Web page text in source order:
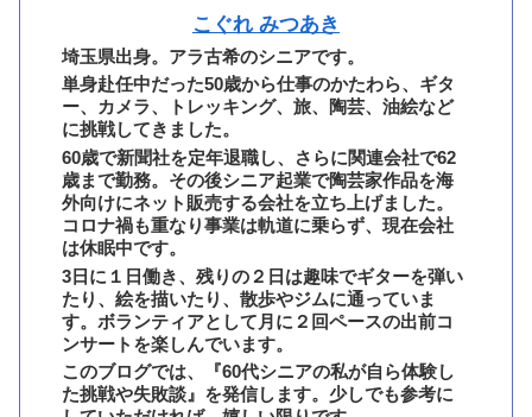
こぐれ みつあき
埼玉県出身。アラ古希のシニアです。
単身赴任中だった50歳から仕事のかたわら、ギタ
ー、カメラ、トレッキング、旅、陶芸、油絵など
に挑戦してきました。
60歳で新聞社を定年退職し、さらに関連会社で62
歳まで勤務。その後シニア起業で陶芸家作品を海
外向けにネット販売する会社を立ち上げました。
コロナ禍も重なり事業は軌道に乗らず、現在会社
は休眠中です。
3日に１日働き、残りの２日は趣味でギターを弾い
たり、絵を描いたり、散歩やジムに通っていま
す。ボランティアとして月に２回ペースの出前コ
ンサートを楽しんでいます。
このブログでは、『60代シニアの私が自ら体験し
た挑戦や失敗談』を発信します。少しでも参考に